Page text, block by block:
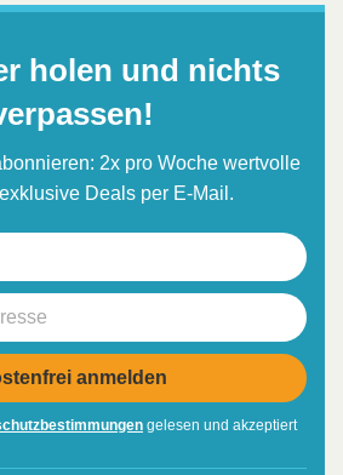
holen und nichts
2x pro Woche wertvolle
Deals per E-Mail.
gelesen und akzeptiert